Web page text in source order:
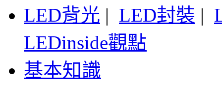
LED背光 | LED封裝 |
LEDinside觀點
基本知識